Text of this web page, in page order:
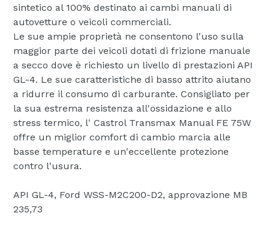
sintetico al 100% destinato ai cambi manuali di
autovetture o veicoli commerciali.
Le sue ampie proprietà ne consentono l'uso sulla
maggior parte dei veicoli dotati di frizione manuale
a secco dove è richiesto un livello di prestazioni API
GL-4. Le sue caratteristiche di basso attrito aiutano
a ridurre il consumo di carburante. Consigliato per
la sua estrema resistenza all'ossidazione e allo
stress termico, l' Castrol Transmax Manual FE 75W
offre un miglior comfort di cambio marcia alle
basse temperature e un'eccellente protezione
contro l'usura.
API GL-4, Ford WSS-M2C200-D2, approvazione MB
235,73